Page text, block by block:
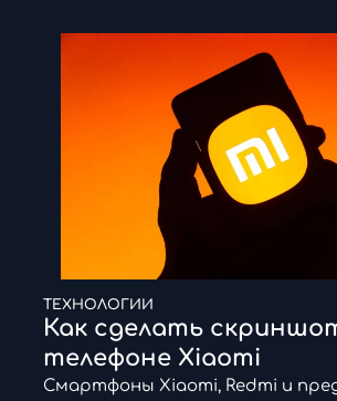
ТЕХНОЛОГИИ
Как сделать
телефоне Xiaomi
Смартфоны Xiaomi, Redmi и